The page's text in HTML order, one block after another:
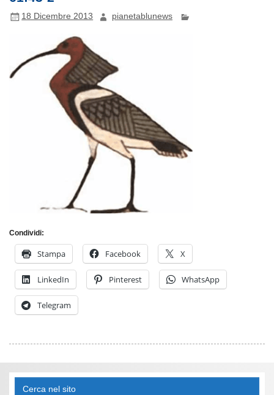
18 Dicembre 2013 pianetablunews
Condividi:
Stampa Facebook X
LinkedIn Pinterest WhatsApp
Telegram
Cerca nel sito